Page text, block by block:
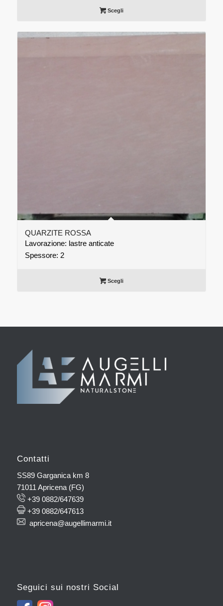
Scegli
QUARZITE ROSSA
Lavorazione: lastre anticate
Spessore: 2
Scegli
Contatti
SS89 Garganica km 8
71011 Apricena (FG)
+39 0882/647639
+39 0882/647613
apricena@augellimarmi.it
Seguici sui nostri Social